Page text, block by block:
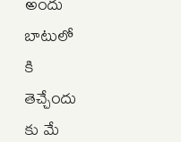
బాటులో
కి
తెచ్చేందు
కు మే